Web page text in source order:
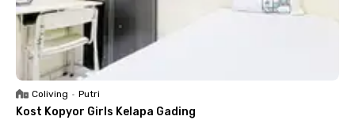
Coliving • Putri
Kost Kopyor Girls Kelapa Gading